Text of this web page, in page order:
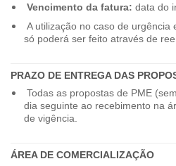
Vencimento da fatura: data do
A utilização no caso de
só poderá ser feito através de
PRAZO DE ENTREGA DAS
Todas as propostas de PME
dia seguinte ao recebimento na
de vigência.
ÁREA DE COMERCIALIZAÇÃO